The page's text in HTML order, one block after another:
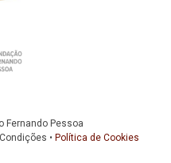
Fernando Pessoa
• Política de Cookies